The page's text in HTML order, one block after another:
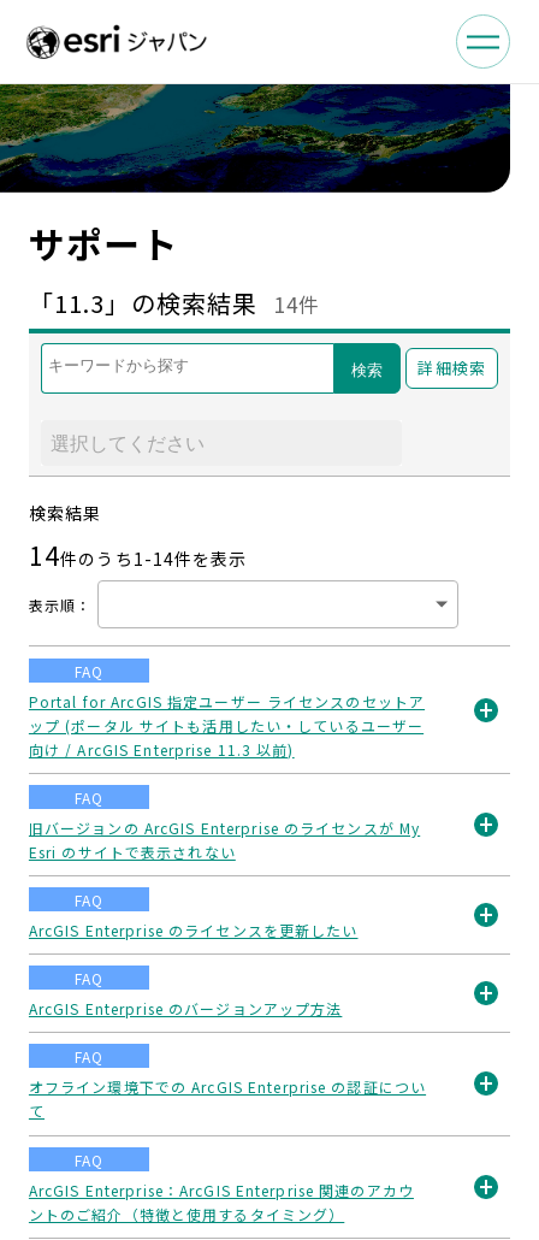
サポート
「11.3」の検索結果 14件
検索 詳細検索
検索結果
14件のうち1-14件を表示
表示順 ：
FAQ
Portal for ArcGIS 指定ユーザー ライセンスのセットア
ップ (ポータル サイトも活用したい・しているユーザー
向け / ArcGIS Enterprise 11.3 以前)
く
FAQ
旧バージョンの ArcGIS Enterprise のライセンスが My
Esri のサイトで表示されない
FAQ
ArcGIS Enterprise のライセンスを更新したい
く
FAQ
ArcGIS Enterprise のバージョンアップ方法
FAQ
オフライン環境下での ArcGIS Enterprise の認証につい
て
FAQ
ArcGIS Enterprise：ArcGIS Enterprise 関連のアカウ
ントのご紹介（特徴と使用するタイミング）